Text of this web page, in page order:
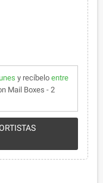
y recíbelo entre
Mail Boxes - 2